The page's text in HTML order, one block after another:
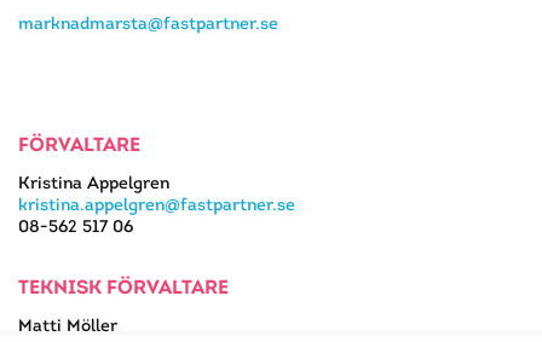
marknadmarsta@fastpartner.se
FÖRVALTARE
Kristina Appelgren
kristina.appelgren@fastpartner.se
08-562 517 06
TEKNISK FÖRVALTARE
Matti Möller